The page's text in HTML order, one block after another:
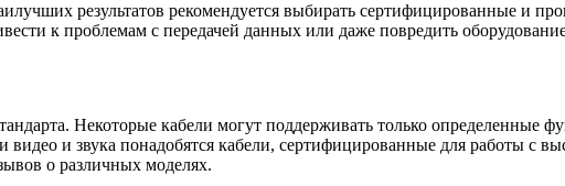
результатов рекомендуется выбирать сертифицированные и
к проблемам с передачей данных или даже повредить
Некоторые кабели могут поддерживать только определенные
и звука понадобятся кабели, сертифицированные для работы с
о различных моделях.